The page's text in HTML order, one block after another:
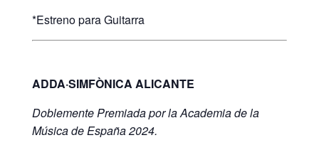
*Estreno para Guitarra
ADDA·SIMFÒNICA ALICANTE
Doblemente Premiada por la Academia de la
Música de España 2024.